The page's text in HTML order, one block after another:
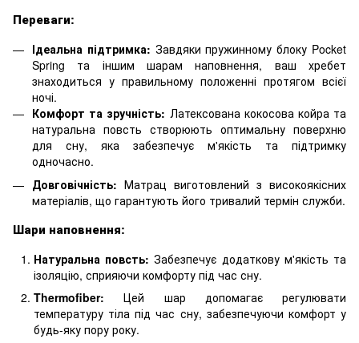
Переваги:
Ідеальна підтримка: Завдяки пружинному блоку Pocket
Spring та іншим шарам наповнення, ваш хребет
знаходиться у правильному положенні протягом всієї
ночі.
Комфорт та зручність: Латексована кокосова койра та
натуральна повсть створюють оптимальну поверхню
для сну, яка забезпечує м'якість та підтримку
одночасно.
Довговічність: Матрац виготовлений з високоякісних
матеріалів, що гарантують його тривалий термін служби.
Шари наповнення:
Натуральна повсть: Забезпечує додаткову м'якість та
ізоляцію, сприяючи комфорту під час сну.
Thermofiber: Цей шар допомагає регулювати
температуру тіла під час сну, забезпечуючи комфорт у
будь-яку пору року.